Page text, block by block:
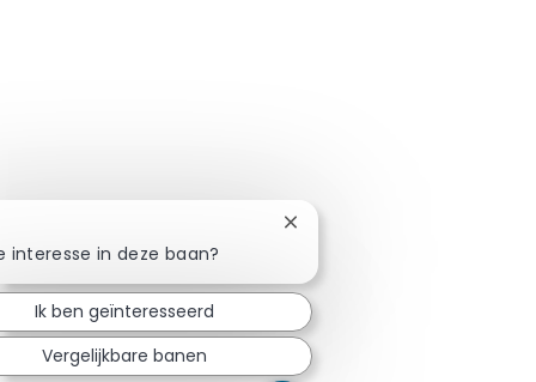
interesse in deze baan?
Chatbotmelding sluiten
Ik ben geïnteresseerd
Vergelijkbare banen